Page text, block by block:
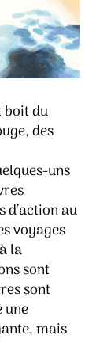
boit du
des
uns
au
voyages
la
sont
sont
une
mais